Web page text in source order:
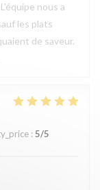
nous a
les plats
de saveur.
: 5/5